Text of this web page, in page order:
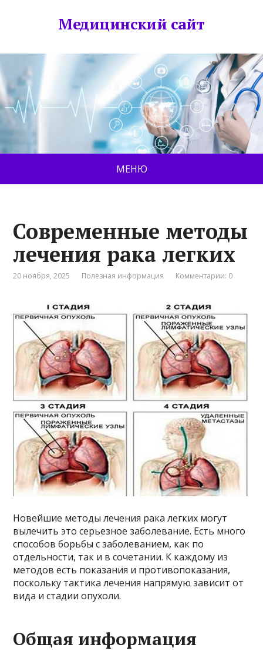
Медицинский сайт
МЕНЮ
Современные методы
лечения рака легких
20 ноября, 2025 Полезная информация Комментарии: 0
Новейшие методы лечения рака легких могут
вылечить это серьезное заболевание. Есть много
способов борьбы с заболеванием, как по
отдельности, так и в сочетании. К каждому из
методов есть показания и противопоказания,
поскольку тактика лечения напрямую зависит от
вида и стадии опухоли.
Общая информация